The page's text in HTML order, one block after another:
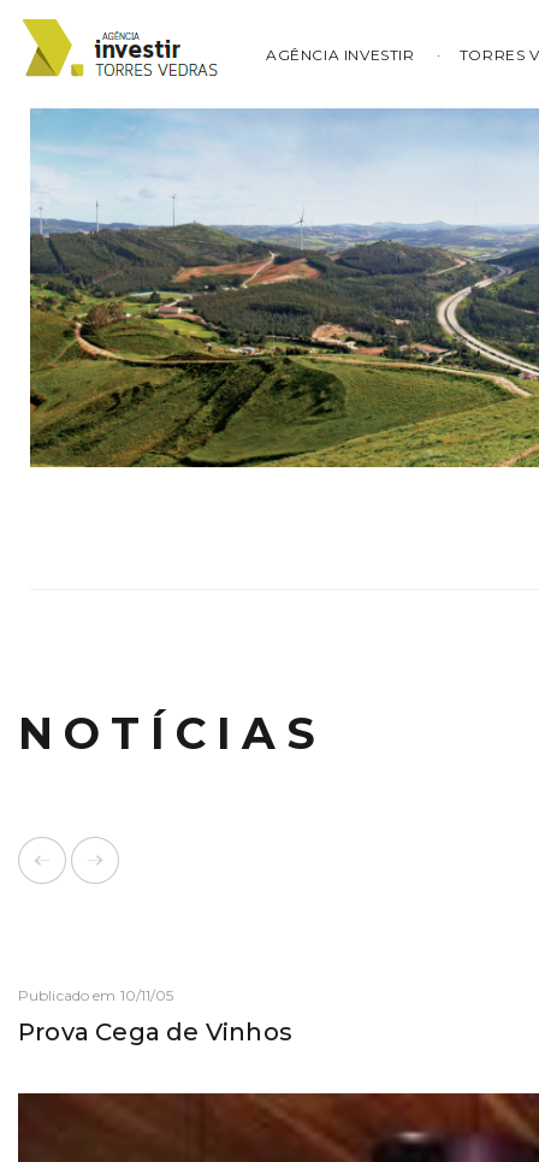
AGÊNCIA INVESTIR TORRES
NOTÍCIAS
Publicado em 10/11/05
Prova Cega de Vinhos